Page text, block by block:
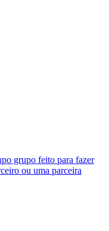
grupo feito para fazer
ou uma parceira